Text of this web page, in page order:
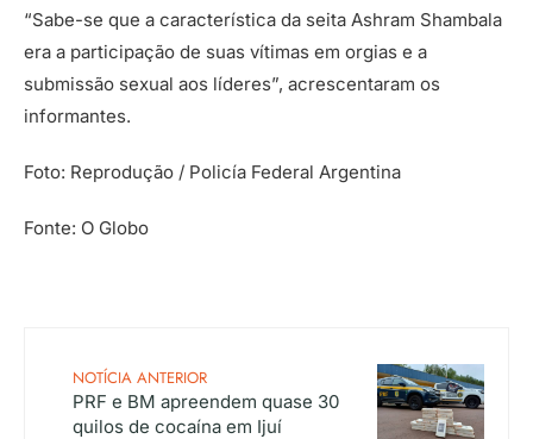
“Sabe-se que a característica da seita Ashram Shambala
era a participação de suas vítimas em orgias e a
submissão sexual aos líderes”, acrescentaram os
informantes.
Foto: Reprodução / Policía Federal Argentina
Fonte: O Globo
NOTÍCIA ANTERIOR
PRF e BM apreendem quase 30
quilos de cocaína em Ijuí